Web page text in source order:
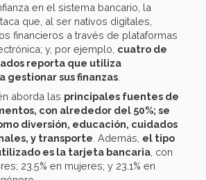
en el sistema bancario, la
que, al ser nativos digitales,
financieros a través de plataformas
y, por ejemplo, cuatro de
reporta que utiliza
gestionar sus finanzas
aborda las principales fuentes de
con alrededor del 50%; se
diversión, educación, cuidados
y transporte . Además, el tipo
es la tarjeta bancaria , con
23.5% en mujeres; y 23.1% en